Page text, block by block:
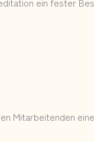
Mitarbeitenden